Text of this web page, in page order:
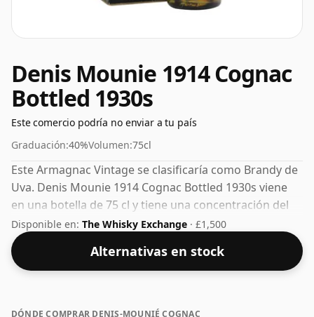
Denis Mounie 1914 Cognac
Bottled 1930s
Este comercio podría no enviar a tu país
Graduación:40%Volumen:75cl
Este Armagnac Vintage se clasificaría como Brandy de
Uva. Denis Mounie 1914 Cognac Bottled 1930s viene
en una botella de 75 cl y tiene una concentración del
40%.
Disponible en: The Whisky Exchange · £1,500
Alternativas en stock
DÓNDE COMPRAR DENIS-MOUNIÉ COGNAC